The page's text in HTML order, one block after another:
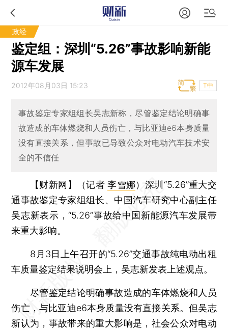
政经
鉴定组：深圳“5.26”事故影响新能
源车发展
2012年08月03日 15:23 T中
事故鉴定专家组组长吴志新称，尽管鉴定结论明确事
故造成的车体燃烧和人员伤亡，与比亚迪e6本身质量
没有直接关系，但事故已导致公众对电动汽车技术安
全的不信任
【财新网】（记者李雪娜） 深圳“5.26”重大交
通事故鉴定专家组组长、中国汽车研究中心副主任
吴志新表示，“5.26”事故给中国新能源汽车发展带
来重大影响。
8月3日上午召开的“5.26”交通事故纯电动出租
车质量鉴定结果说明会上，吴志新发表上述观点。
尽管鉴定结论明确事故造成的车体燃烧和人员
伤亡，与比亚迪e6本身质量没有直接关系。但吴志
新认为，事故带来的重大影响是，社会公众对电动